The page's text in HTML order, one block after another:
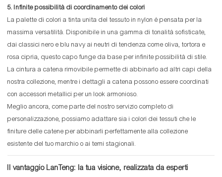
5. Infinite possibilità di coordinamento dei colori
La palette di colori a tinta unita del tessuto in nylon è pensata per la
massima versatilità. Disponibile in una gamma di tonalità sofisticate,
dai classici nero e blu navy ai neutri di tendenza come oliva, tortora e
rosa cipria, questo capo funge da base per infinite possibilità di stile.
La cintura a catena rimovibile permette di abbinarlo ad altri capi della
nostra collezione, mentre i dettagli a catena possono essere coordinati
con accessori metallici per un look armonioso.
Meglio ancora, come parte del nostro servizio completo di
personalizzazione, possiamo adattare sia i colori dei tessuti che le
finiture delle catene per abbinarli perfettamente alla collezione
esistente del tuo marchio o ai temi stagionali.
Il vantaggio LanTeng: la tua visione, realizzata da esperti